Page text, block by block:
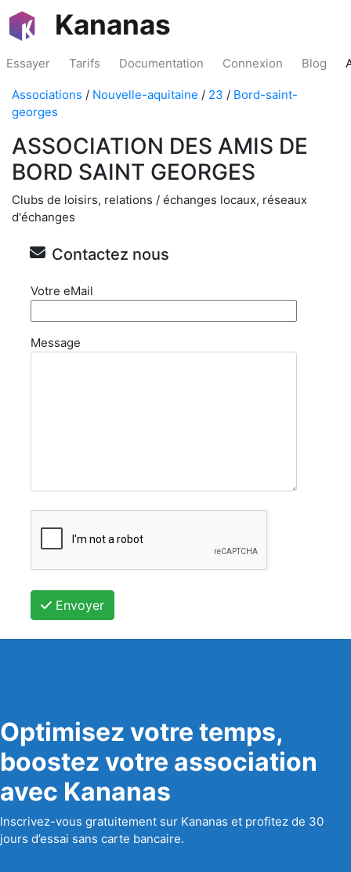
Kananas
Essayer Tarifs Documentation Connexion Blog
Associations / Nouvelle-aquitaine / 23 / Bord-saint-
georges
ASSOCIATION DES AMIS DE
BORD SAINT GEORGES
Clubs de loisirs, relations / échanges locaux, réseaux
d'échanges
Contactez nous
Votre eMail
Message
Envoyer
Optimisez votre temps,
boostez votre association
avec Kananas
Inscrivez-vous gratuitement sur Kananas et profitez de 30
jours d’essai sans carte bancaire.